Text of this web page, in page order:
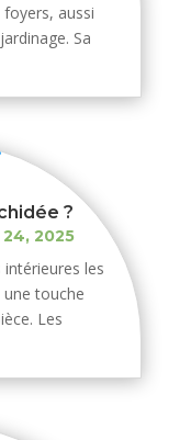
aussi
Sa
?
24, 2025
intérieures les
touche
Les